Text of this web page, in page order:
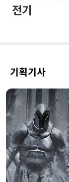
전기
기획기사